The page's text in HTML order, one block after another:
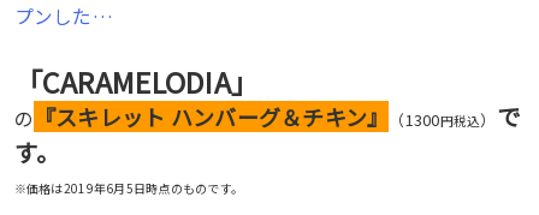
プンした…
「CARAMELODIA」
の 『スキレット ハンバーグ＆チキン』 （1300円税込） で
す。
※価格は2019年6月5日時点のものです。